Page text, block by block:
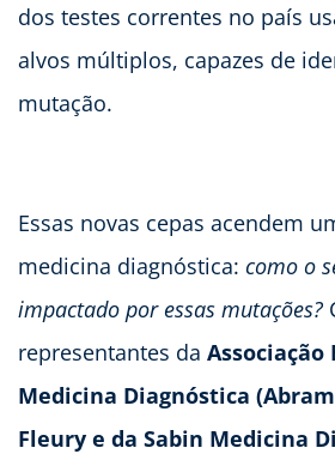
dos testes correntes no país
alvos múltiplos, capazes de
mutação.
Essas novas cepas acendem
medicina diagnóstica: como o
impactado por essas mutações?
representantes da
Medicina Diagnóstica
Fleury e da Sabin Medicina